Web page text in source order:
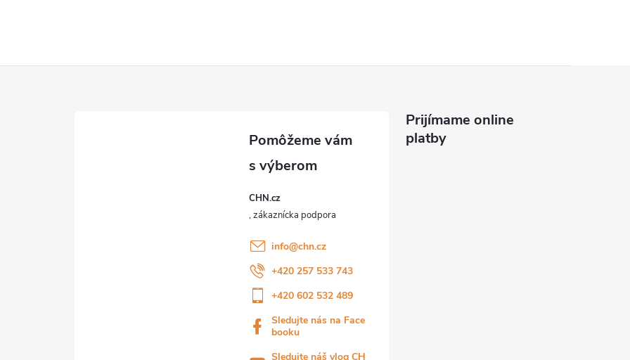
CHN.cz
info@chn.cz
+420 257 533 743
+420 602 532 489
Sledujte nás na Face
booku
Sledujte náš vlog CH
Prijímame online
platby